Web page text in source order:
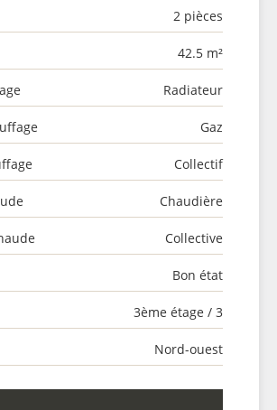
2 pièces
42.5 m²
Radiateur
Gaz
Collectif
Chaudière
Collective
Bon état
3ème étage / 3
Nord-ouest